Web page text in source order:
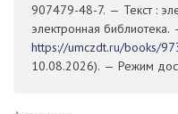
907479-48-7. — Текст :
электронная библиотека.
https://umczdt.ru/books/
10.08.2026). — Режим